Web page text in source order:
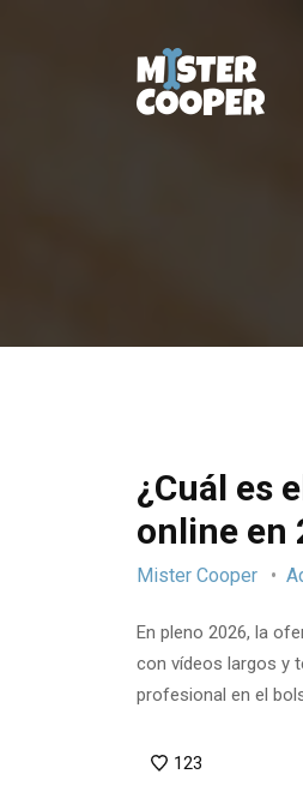
¿Cuál es
online en
Mister Cooper
En pleno 2026, la
con vídeos largos y
profesional en el
123